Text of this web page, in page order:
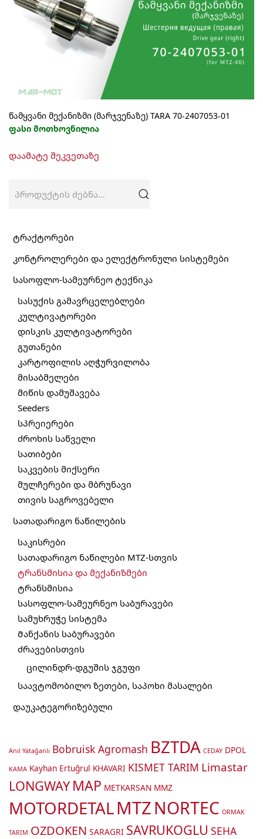
წამყვანი მექანიზმი (მარჯვენაზე) TARA 70-2407053-01
ფასი მოთხოვნილია
დაამატე შეკვეთაზე
ტრაქტორები
კონტროლერები და ელექტრონული სისტემები
სასოფლო-სამეურნეო ტექნიკა
სასუქის გამავრცელებლები
კულტივატორები
დისკის კულტივატორები
გუთანები
კარტოფილის აღჭურვილობა
მისაბმელები
მიწის დამუშავება
Seeders
სპრეიერები
ძროხის საწველი
სათიბები
საკვების მიქსერი
მულჩერები და მბრუნავი
თივის საგროვებელი
სათადარიგო ნაწილების
საკისრები
სათადარიგო ნაწილები MTZ-სთვის
ტრანსმისია და მექანიზმები
ტრანსმისია
სასოფლო-სამეურნეო საბურავები
სამუხრუჭე სისტემა
Მანქანის საბურავები
ძრავებისთვის
ცილინდრ-დგუშის ჯგუფი
საავტომობილო ზეთები, საპოხი მასალები
დაუკატეგორიზებული
Anıl Yatağanlı Bobruisk Agromash BZTDA CEDAY DPOL
KAMA Kayhan Ertuğrul KHAVARI KISMET TARIM Limastar
LONGWAY MAP METKARSAN MMZ
MOTORDETALMTZNORTEC ORMAK
TARIM OZDOKEN SARAGRI SAVRUKOGLU SEHA